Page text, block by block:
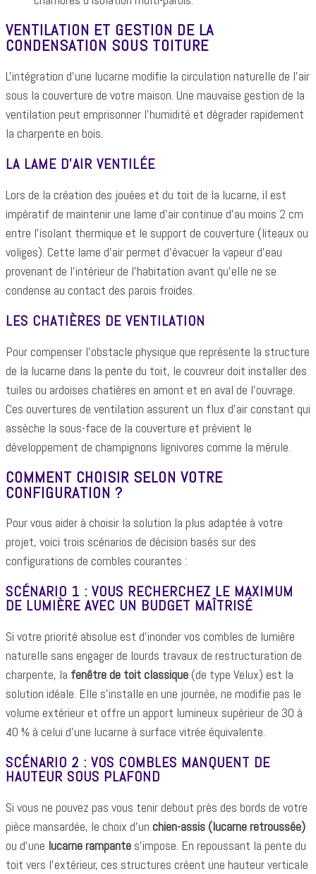
VENTILATION ET GESTION DE LA
CONDENSATION SOUS TOITURE
L'intégration d'une lucarne modifie la circulation naturelle de l'air
sous la couverture de votre maison. Une mauvaise gestion de la
ventilation peut emprisonner l'humidité et dégrader rapidement
la charpente en bois.
LA LAME D'AIR VENTILÉE
Lors de la création des jouées et du toit de la lucarne, il est
impératif de maintenir une lame d'air continue d'au moins 2 cm
entre l'isolant thermique et le support de couverture (liteaux ou
voliges). Cette lame d'air permet d'évacuer la vapeur d'eau
provenant de l'intérieur de l'habitation avant qu'elle ne se
condense au contact des parois froides.
LES CHATIÈRES DE VENTILATION
Pour compenser l'obstacle physique que représente la structure
de la lucarne dans la pente du toit, le couvreur doit installer des
tuiles ou ardoises chatières en amont et en aval de l'ouvrage.
Ces ouvertures de ventilation assurent un flux d'air constant qui
assèche la sous-face de la couverture et prévient le
développement de champignons lignivores comme la mérule.
COMMENT CHOISIR SELON VOTRE
CONFIGURATION ?
Pour vous aider à choisir la solution la plus adaptée à votre
projet, voici trois scénarios de décision basés sur des
configurations de combles courantes :
SCÉNARIO 1 : VOUS RECHERCHEZ LE MAXIMUM
DE LUMIÈRE AVEC UN BUDGET MAÎTRISÉ
Si votre priorité absolue est d'inonder vos combles de lumière
naturelle sans engager de lourds travaux de restructuration de
charpente, la fenêtre de toit classique (de type Velux) est la
solution idéale. Elle s'installe en une journée, ne modifie pas le
volume extérieur et offre un apport lumineux supérieur de 30 à
40 % à celui d'une lucarne à surface vitrée équivalente.
SCÉNARIO 2 : VOS COMBLES MANQUENT DE
HAUTEUR SOUS PLAFOND
Si vous ne pouvez pas vous tenir debout près des bords de votre
pièce mansardée, le choix d'un chien-assis (lucarne retroussée)
ou d'une lucarne rampante s'impose. En repoussant la pente du
toit vers l'extérieur, ces structures créent une hauteur verticale